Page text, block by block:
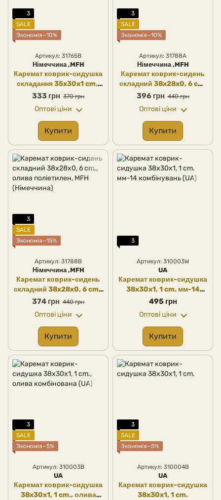
3
SALE
Экономія−10%
Артикул: 31765B
Німеччина ,MFH
Каремат коврик-сидушка
складання 35x30x1 cm.,
олива, MFH (Німеччина)
333 грн 370 грн
Оптові ціни
Купити
3
SALE
Экономія−10%
Артикул: 31788A
Німеччина ,MFH
Каремат коврик-сидень
складний 38x28x0, 6 cm.
чорний поліетилен, MFH
396 грн 440 грн
Оптові ціни
Купити
3
SALE
Экономія−15%
Артикул: 31788B
Німеччина ,MFH
Каремат коврик-сидень
складний 38x28x0, 6 cm.,
олива поліетилен, MFH
374 грн 440 грн
Оптові ціни
Купити
3
Артикул: 310003W
UA
Каремат коврик-сидушка
38x30x1, 1 cm. мм-14
комбінувань (UA)
495 грн
Оптові ціни
Купити
3
SALE
Экономія−5%
Артикул: 310003B
UA
Каремат коврик-сидушка
38x30x1, 1 cm., олива
3
SALE
Экономія−5%
Артикул: 310004B
UA
Каремат коврик-сидушка
38x30x1, 1 cm.